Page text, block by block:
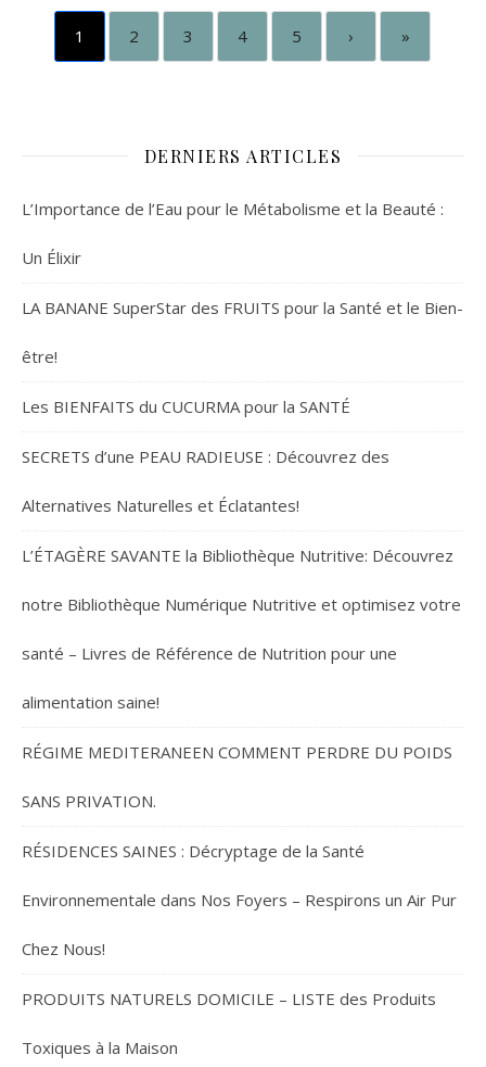
1 2 3 4 5 › »
DERNIERS ARTICLES
L’Importance de l’Eau pour le Métabolisme et la Beauté :
Un Élixir
LA BANANE SuperStar des FRUITS pour la Santé et le Bien-
être!
Les BIENFAITS du CUCURMA pour la SANTÉ
SECRETS d’une PEAU RADIEUSE : Découvrez des
Alternatives Naturelles et Éclatantes!
L’ÉTAGÈRE SAVANTE la Bibliothèque Nutritive: Découvrez
notre Bibliothèque Numérique Nutritive et optimisez votre
santé – Livres de Référence de Nutrition pour une
alimentation saine!
RÉGIME MEDITERANEEN COMMENT PERDRE DU POIDS
SANS PRIVATION.
RÉSIDENCES SAINES : Décryptage de la Santé
Environnementale dans Nos Foyers – Respirons un Air Pur
Chez Nous!
PRODUITS NATURELS DOMICILE – LISTE des Produits
Toxiques à la Maison